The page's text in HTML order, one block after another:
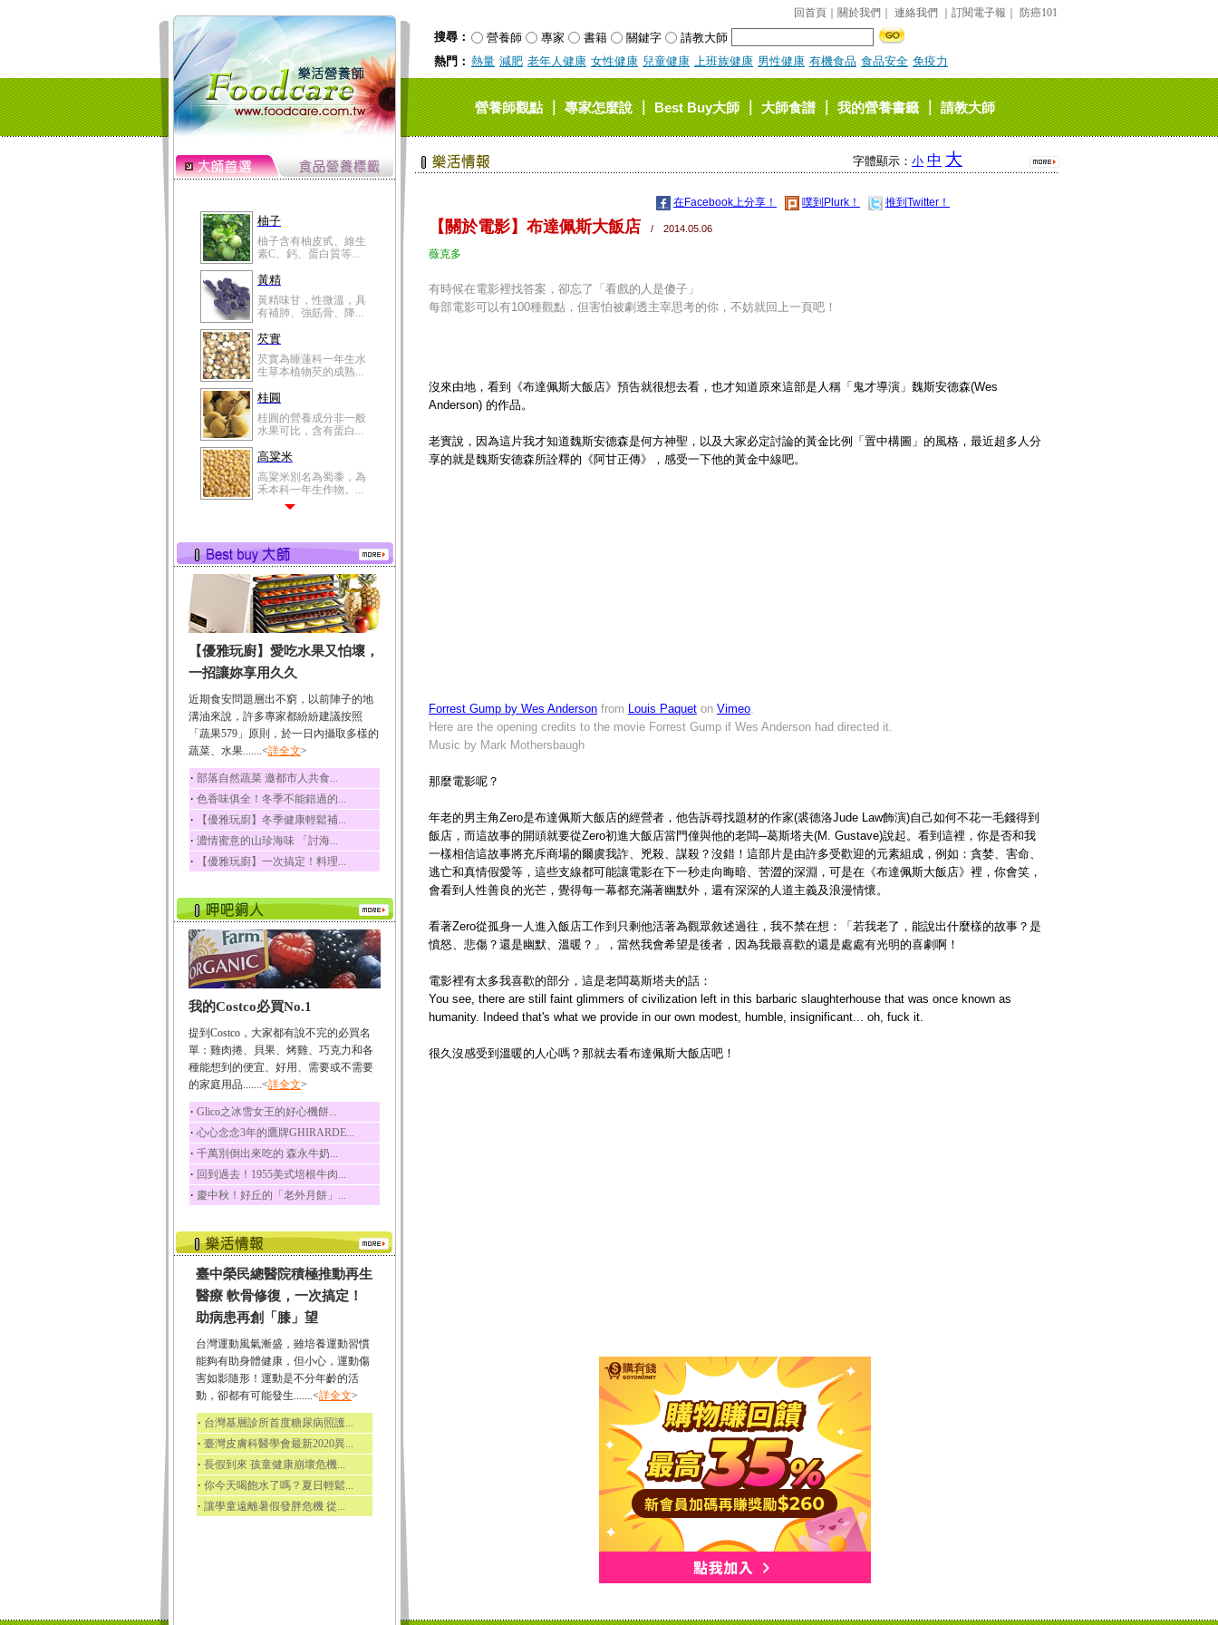
回首頁 關於我們 連絡我們 訂閱電子報 防癌101
搜尋： 營養師 專家 書籍 關鍵字
請教大師
熱門： 熱量 減肥 老年人健康 女性健康 兒童健康 上班族健康 男性健康 有機食品 食品安全 免疫力
營養師觀點｜專家怎麼說｜Best Buy大師｜大師食譜｜我的營養書籤｜請教大師
柚子
柚子含有柚皮甙、維生
素C、鈣、蛋白質等...
黃精
黃精味甘，性微溫，具
有補肺、強筋骨、降...
芡實
芡實為睡蓮科一年生水
生草本植物芡的成熟...
桂圓
桂圓的營養成分非一般
水果可比，含有蛋白...
高粱米
高粱米別名為蜀黍，為
禾本科一年生作物。...
有蛋白質、脂肪、磷...
鮪魚
鮪魚肚肉中的不飽和脂
肪酸內富含EPA和DH...
韭菜
韭菜所含的膳食纖維能
幫助消化與通便；揮...
冬瓜
冬瓜營養價值高，鈉含
量極低是水腫病人的...
豆豉
豆豉裡頭含有營養的蛋
白質、脂肪、鈣、磷...
榛果
榛果裡所含的營養素有
蛋白質、脂肪、醣類...
迷迭香
酸、迷迭香酸、植物...
咖啡
咖啡中的咖啡因會刺激
中樞神經系統，特別...
椰子
椰子含有糖類、脂肪、
荔枝
荔枝性質溫和所含的營
養素有醣類、檸檬酸...
五味子
五味子性質溫熱所含營
養成分有揮發油、檸...
草魚
草魚含有維生素A、維生
素C、及豐富的蛋白...
【優雅玩廚】愛吃水果又怕壞，
一招讓妳享用久久
近期食安問題層出不窮，以前陣子的地
溝油來說，許多專家都紛紛建議按照
「蔬果579」原則，於一日內攝取多樣的
蔬菜、水果.......<詳全文>
‧ 部落自然蔬菜 邀都市人共食...
‧ 色香味俱全！冬季不能錯過的...
‧ 【優雅玩廚】冬季健康輕鬆補...
‧ 濃情蜜意的山珍海味 「討海...
‧ 【優雅玩廚】一次搞定！料理...
我的Costco必買No.1
提到Costco，大家都有說不完的必買名
單：雞肉捲、貝果、烤雞、巧克力和各
種能想到的便宜、好用、需要或不需要
的家庭用品.......<詳全文>
‧ Glico之冰雪女王的好心機餅...
‧ 心心念念3年的鷹牌GHIRARDE...
‧ 千萬別倒出來吃的 森永牛奶...
‧ 回到過去！1955美式培根牛肉...
‧ 慶中秋！好丘的「老外月餅」...
臺中榮民總醫院積極推動再生
醫療 軟骨修復，一次搞定！
助病患再創「膝」望
台灣運動風氣漸盛，雖培養運動習慣
能夠有助身體健康，但小心，運動傷
害如影隨形！運動是不分年齡的活
動，卻都有可能發生.......<詳全文>
‧ 台灣基層診所首度糖尿病照護...
‧ 臺灣皮膚科醫學會最新2020異...
‧ 長假到來 孩童健康崩壞危機...
‧ 你今天喝飽水了嗎？夏日輕鬆...
‧ 讓學童遠離暑假發胖危機 從...
字體顯示： 小 中 大
在Facebook上分享！ 噗到Plurk！ 推到Twitter！
【關於電影】布達佩斯大飯店 / 2014.05.06
薇克多
有時候在電影裡找答案，卻忘了「看戲的人是傻子」
每部電影可以有100種觀點，但害怕被劇透主宰思考的你，不妨就回上一頁吧！
沒來由地，看到《布達佩斯大飯店》預告就很想去看，也才知道原來這部是人稱「鬼才導演」魏斯安德森(Wes
Anderson) 的作品。
老實說，因為這片我才知道魏斯安德森是何方神聖，以及大家必定討論的黃金比例「置中構圖」的風格，最近超多人分
享的就是魏斯安德森所詮釋的《阿甘正傳》，感受一下他的黃金中線吧。
Forrest Gump by Wes Anderson from Louis Paquet on Vimeo.
Here are the opening credits to the movie Forrest Gump if Wes Anderson had directed it.
Music by Mark Mothersbaugh
那麼電影呢？
年老的男主角Zero是布達佩斯大飯店的經營者，他告訴尋找題材的作家(裘德洛Jude Law飾演)自己如何不花一毛錢得到
飯店，而這故事的開頭就要從Zero初進大飯店當門僮與他的老闆─葛斯塔夫(M. Gustave)說起。看到這裡，你是否和我
一樣相信這故事將充斥商場的爾虞我詐、兇殺、謀殺？沒錯！這部片是由許多受歡迎的元素組成，例如：貪婪、害命、
逃亡和真情假愛等，這些支線都可能讓電影在下一秒走向晦暗、苦澀的深淵，可是在《布達佩斯大飯店》裡，你會笑，
會看到人性善良的光芒，覺得每一幕都充滿著幽默外，還有深深的人道主義及浪漫情懷。
看著Zero從孤身一人進入飯店工作到只剩他活著為觀眾敘述過往，我不禁在想：「若我老了，能說出什麼樣的故事？是
憤怒、悲傷？還是幽默、溫暖？」，當然我會希望是後者，因為我最喜歡的還是處處有光明的喜劇啊！
電影裡有太多我喜歡的部分，這是老闆葛斯塔夫的話：
You see, there are still faint glimmers of civilization left in this barbaric slaughterhouse that was once known as
humanity. Indeed that's what we provide in our own modest, humble, insignificant... oh, fuck it.
很久沒感受到溫暖的人心嗎？那就去看布達佩斯大飯店吧！